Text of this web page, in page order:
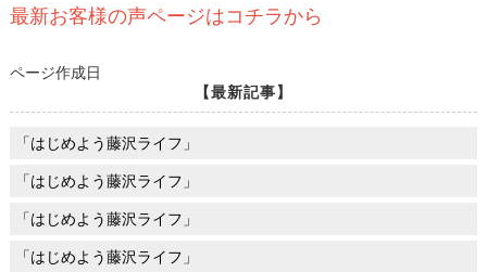
最新お客様の声ページはコチラから
ページ作成日
【最新記事】
「はじめよう藤沢ライフ」
「はじめよう藤沢ライフ」
「はじめよう藤沢ライフ」
「はじめよう藤沢ライフ」